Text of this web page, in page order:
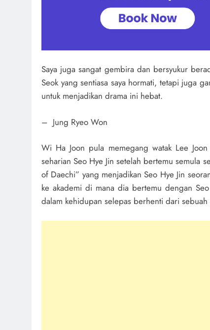
Saya juga sangat gembira dan bersyukur
Seok yang sentiasa saya hormati, tetapi juga
untuk menjadikan drama ini hebat.
– Jung Ryeo Won
Wi Ha Joon pula memegang watak Lee
seharian Seo Hye Jin setelah bertemu semula
of Daechi” yang menjadikan Seo Hye Jin
ke akademi di mana dia bertemu dengan
dalam kehidupan selepas berhenti dari